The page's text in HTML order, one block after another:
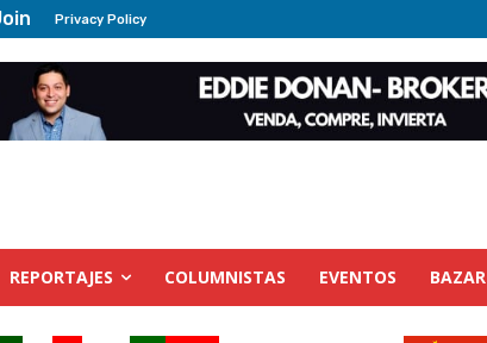
Privacy Policy
REPORTAJES COLUMNISTAS EVENTOS BAZAR